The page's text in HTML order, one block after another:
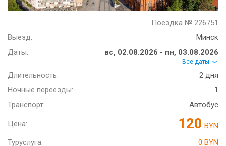
Поездка № 226751
Выезд:
Минск
Даты:
вс, 02.08.2026 - пн, 03.08.2026
Все даты
Длительность:
2 дня
Ночные переезды:
1
Транспорт:
Автобус
Цена: 120 BYN
Туруслуга:
0 BYN